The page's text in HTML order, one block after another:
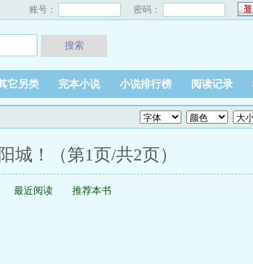
账号： 密码：
搜索
它另类 完本小说 小说排行榜 阅读记录
城！（第1页/共2页）
最近阅读 推荐本书